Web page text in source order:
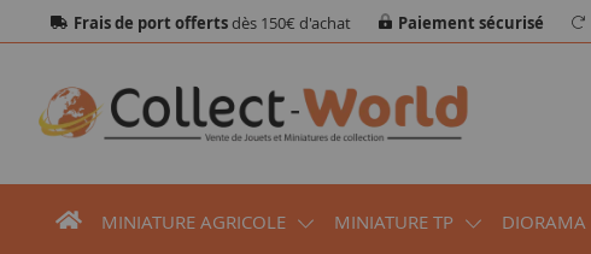
Frais de port offertsdès 150€ d'achat Paiement sécurisé
MINIATURE AGRICOLE MINIATURE TP DIORAMA